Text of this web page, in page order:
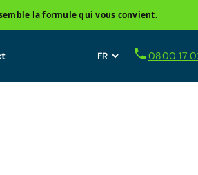
la formule qui vous convient.
0800 17